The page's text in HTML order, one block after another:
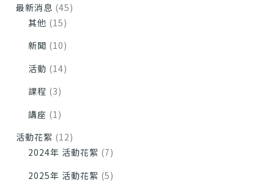
最新消息 (45)
其他 (15)
新聞 (10)
活動 (14)
課程 (3)
講座 (1)
活動花絮 (12)
2024年 活動花絮 (7)
2025年 活動花絮 (5)